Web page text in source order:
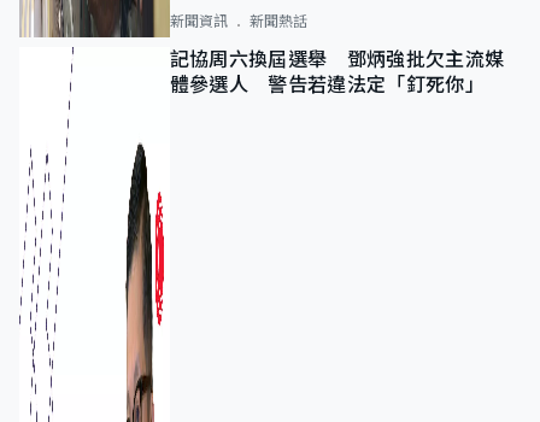
新聞資訊 新聞熱話
記協周六換屆選舉 鄧炳強批欠主流媒
體參選人 警告若違法定「釘死你」